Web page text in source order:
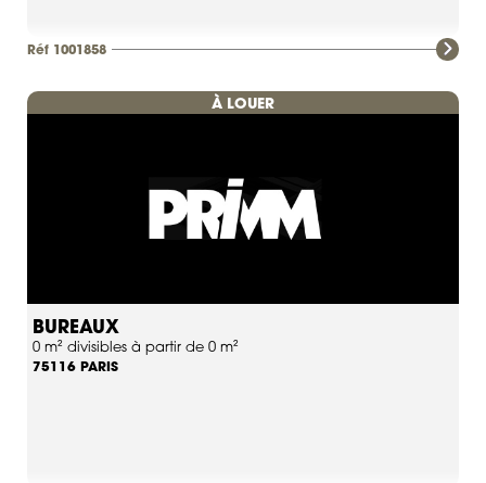
Réf 1001858
À LOUER
BUREAUX
0 m² divisibles à partir de 0 m²
75116 PARIS